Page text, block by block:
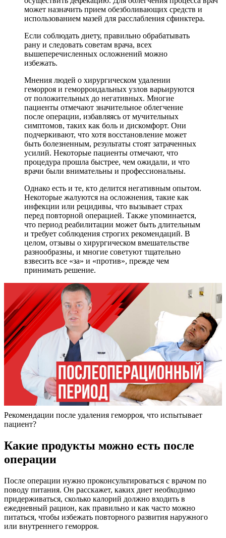
может назначить прием обезболивающих средств и
использованием мазей для расслабления сфинктера.
Если соблюдать диету, правильно обрабатывать
рану и следовать советам врача, всех
вышеперечисленных осложнений можно
избежать.
Мнения людей о хирургическом удалении
геморроя и геморроидальных узлов варьируются
от положительных до негативных. Многие
пациенты отмечают значительное облегчение
после операции, избавляясь от мучительных
симптомов, таких как боль и дискомфорт. Они
подчеркивают, что хотя восстановление может
быть болезненным, результаты стоят затраченных
усилий. Некоторые пациенты отмечают, что
процедура прошла быстрее, чем ожидали, и что
врачи были внимательны и профессиональны.
Однако есть и те, кто делится негативным опытом.
Некоторые жалуются на осложнения, такие как
инфекции или рецидивы, что вызывает страх
перед повторной операцией. Также упоминается,
что период реабилитации может быть длительным
и требует соблюдения строгих рекомендаций. В
целом, отзывы о хирургическом вмешательстве
разнообразны, и многие советуют тщательно
взвесить все «за» и «против», прежде чем
принимать решение.
Рекомендации после удаления геморроя, что испытывает
пациент?
Какие продукты можно есть после
операции
После операции нужно проконсультироваться с врачом по
поводу питания. Он расскажет, каких диет необходимо
придерживаться, сколько калорий должно входить в
ежедневный рацион, как правильно и как часто можно
питаться, чтобы избежать повторного развития наружного
или внутреннего геморроя.